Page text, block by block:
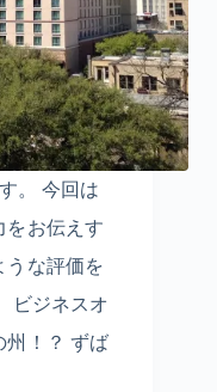
。 今回は
をお伝えす
うな評価を
ビジネスオ
州！？ ずば